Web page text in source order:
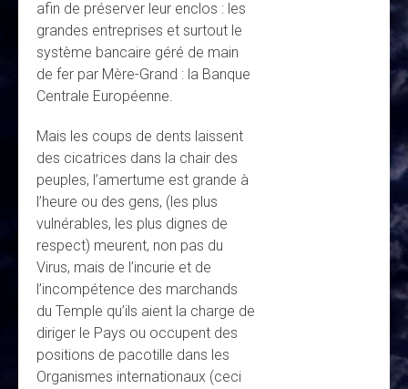
afin de préserver leur enclos : les
grandes entreprises et surtout le
système bancaire géré de main
de fer par Mère-Grand : la Banque
Centrale Européenne.
Mais les coups de dents laissent
des cicatrices dans la chair des
peuples, l’amertume est grande à
l’heure ou des gens, (les plus
vulnérables, les plus dignes de
respect) meurent, non pas du
Virus, mais de l’incurie et de
l’incompétence des marchands
du Temple qu’ils aient la charge de
diriger le Pays ou occupent des
positions de pacotille dans les
Organismes internationaux (ceci